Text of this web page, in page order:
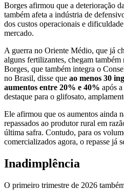
Borges afirmou que a deterioração
também afeta a indústria de
dos custos operacionais e
mercado.
A guerra no Oriente Médio, que já
alguns fertilizantes, chegam
Borges, que também integra o
no Brasil, disse que ao menos 30
aumentos entre 20% e 40% após
destaque para o glifosato,
Ele afirmou que os aumentos ainda
repassados ao produtor rural em
última safra. Contudo, para os
comercializados agora, o repasse já
Inadimplência
O primeiro trimestre de 2026